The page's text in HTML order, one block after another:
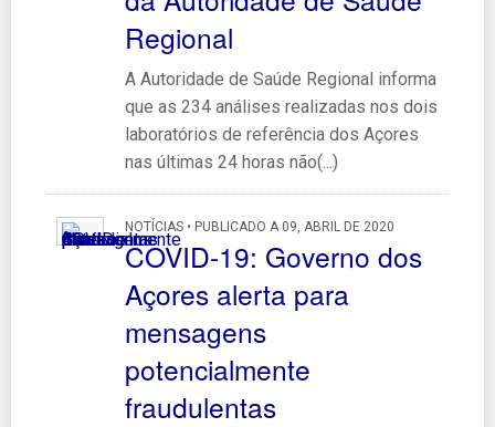
Regional
A Autoridade de Saúde Regional informa
que as 234 análises realizadas nos dois
laboratórios de referência dos Açores
nas últimas 24 horas não(...)
NOTÍCIAS • PUBLICADO A 09, ABRIL DE 2020
COVID-19: Governo dos
Açores alerta para
mensagens
potencialmente
fraudulentas